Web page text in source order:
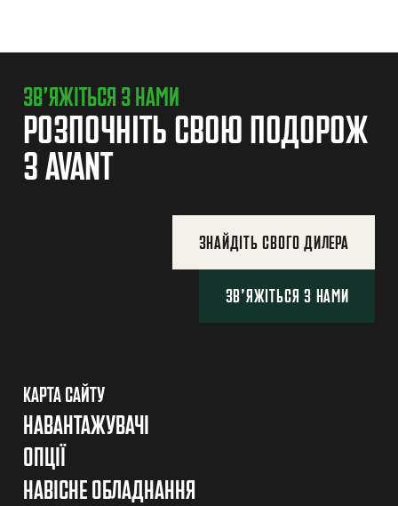
ЗВ’ЯЖІТЬСЯ З НАМИ
РОЗПОЧНІТЬ СВОЮ ПОДОРОЖ
З AVANT
ЗНАЙДІТЬ СВОГО ДИЛЕРА
ЗВ’ЯЖІТЬСЯ З НАМИ
КАРТА САЙТУ
НАВАНТАЖУВАЧІ
ОПЦІЇ
НАВІСНЕ ОБЛАДНАННЯ